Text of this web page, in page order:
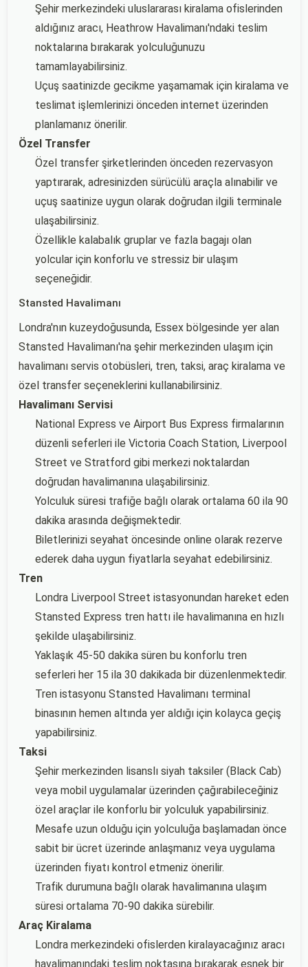
Şehir merkezindeki uluslararası kiralama ofislerinden
aldığınız aracı, Heathrow Havalimanı'ndaki teslim
noktalarına bırakarak yolculuğunuzu
tamamlayabilirsiniz.
Uçuş saatinizde gecikme yaşamamak için kiralama ve
teslimat işlemlerinizi önceden internet üzerinden
planlamanız önerilir.
Özel Transfer
Özel transfer şirketlerinden önceden rezervasyon
yaptırarak, adresinizden sürücülü araçla alınabilir ve
uçuş saatinize uygun olarak doğrudan ilgili terminale
ulaşabilirsiniz.
Özellikle kalabalık gruplar ve fazla bagajı olan
yolcular için konforlu ve stressiz bir ulaşım
seçeneğidir.
Stansted Havalimanı
Londra'nın kuzeydoğusunda, Essex bölgesinde yer alan
Stansted Havalimanı'na şehir merkezinden ulaşım için
havalimanı servis otobüsleri, tren, taksi, araç kiralama ve
özel transfer seçeneklerini kullanabilirsiniz.
Havalimanı Servisi
National Express ve Airport Bus Express firmalarının
düzenli seferleri ile Victoria Coach Station, Liverpool
Street ve Stratford gibi merkezi noktalardan
doğrudan havalimanına ulaşabilirsiniz.
Yolculuk süresi trafiğe bağlı olarak ortalama 60 ila 90
dakika arasında değişmektedir.
Biletlerinizi seyahat öncesinde online olarak rezerve
ederek daha uygun fiyatlarla seyahat edebilirsiniz.
Tren
Londra Liverpool Street istasyonundan hareket eden
Stansted Express tren hattı ile havalimanına en hızlı
şekilde ulaşabilirsiniz.
Yaklaşık 45-50 dakika süren bu konforlu tren
seferleri her 15 ila 30 dakikada bir düzenlenmektedir.
Tren istasyonu Stansted Havalimanı terminal
binasının hemen altında yer aldığı için kolayca geçiş
yapabilirsiniz.
Taksi
Şehir merkezinden lisanslı siyah taksiler (Black Cab)
veya mobil uygulamalar üzerinden çağırabileceğiniz
özel araçlar ile konforlu bir yolculuk yapabilirsiniz.
Mesafe uzun olduğu için yolculuğa başlamadan önce
sabit bir ücret üzerinde anlaşmanız veya uygulama
üzerinden fiyatı kontrol etmeniz önerilir.
Trafik durumuna bağlı olarak havalimanına ulaşım
süresi ortalama 70-90 dakika sürebilir.
Araç Kiralama
Londra merkezindeki ofislerden kiralayacağınız aracı
havalimanındaki teslim noktasına bırakarak esnek bir